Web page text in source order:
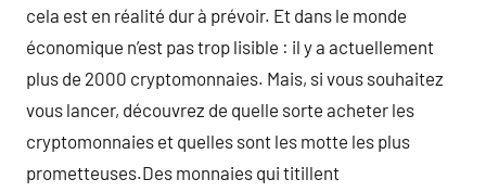
cela est en réalité dur à prévoir. Et dans le monde
économique n’est pas trop lisible : il y a actuellement
plus de 2000 cryptomonnaies. Mais, si vous souhaitez
vous lancer, découvrez de quelle sorte acheter les
cryptomonnaies et quelles sont les motte les plus
prometteuses.Des monnaies qui titillent